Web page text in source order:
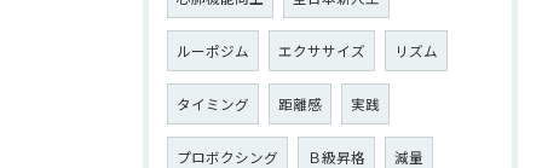
ルーポジム エクササイズ リズム
タイミング 距離感 実践
プロボクシング Ｂ級昇格 減量